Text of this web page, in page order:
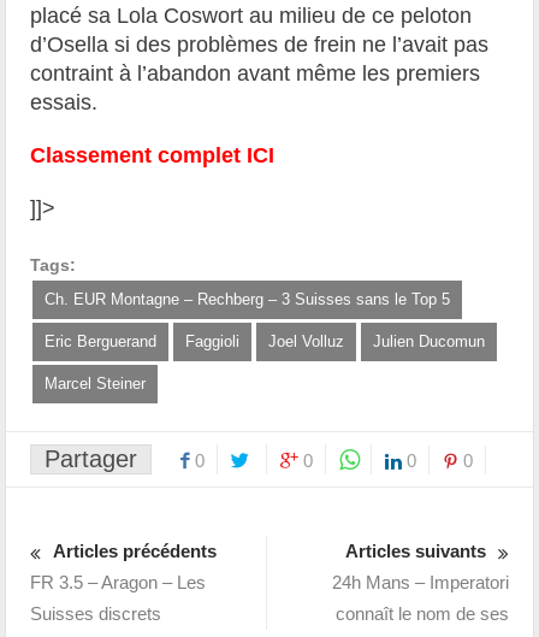
placé sa Lola Coswort au milieu de ce peloton
d’Osella si des problèmes de frein ne l’avait pas
contraint à l’abandon avant même les premiers
essais.
Classement complet ICI
]]>
Tags:
Ch. EUR Montagne – Rechberg – 3 Suisses sans le Top 5
Eric Berguerand Faggioli Joel Volluz Julien Ducomun
Marcel Steiner
Partager 0 0 0 0
Articles précédents
FR 3.5 – Aragon – Les
Suisses discrets
Articles suivants
24h Mans – Imperatori
connaît le nom de ses